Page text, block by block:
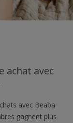
achat avec
avec Beaba
gagnent plus